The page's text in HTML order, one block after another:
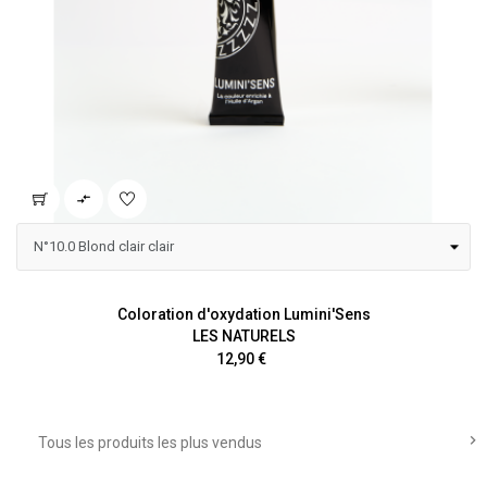

Coloration d'oxydation Lumini'Sens
LES NATURELS
Prix
12,90 €
Tous les produits les plus vendus 